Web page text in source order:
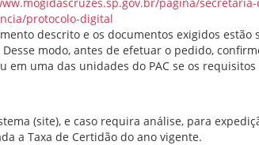
protocolo-digital
descrito e os documentos exigidos estão
modo, antes de efetuar o pedido,
em uma das unidades do PAC se os
(site), e caso requira análise, para
a Taxa de Certidão do ano vigente.